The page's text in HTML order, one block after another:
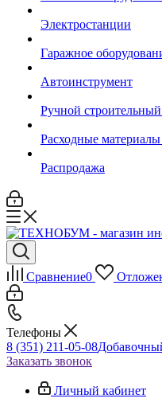
Электростанции
Гаражное
Автоинструмент
Ручной
Расходные материалы
Распродажа
Сравнение0
Телефоны
8 (351) 211-05-08
Заказать звонок
Личный кабинет